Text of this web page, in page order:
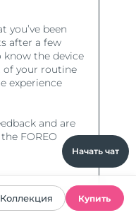
Начать чат
Коллекция Купить